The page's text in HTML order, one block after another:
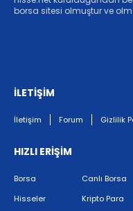
borsa sitesi olmuştur ve
İLETİŞİM
İletişim Forum Gizlilik
HIZLI ERİŞİM
Borsa
Hisseler
Canlı Borsa
Kripto Para